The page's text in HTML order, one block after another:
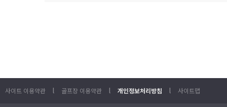
사이트 이용약관 l 골프장 이용약관 l 개인정보처리방침 l 사이트맵